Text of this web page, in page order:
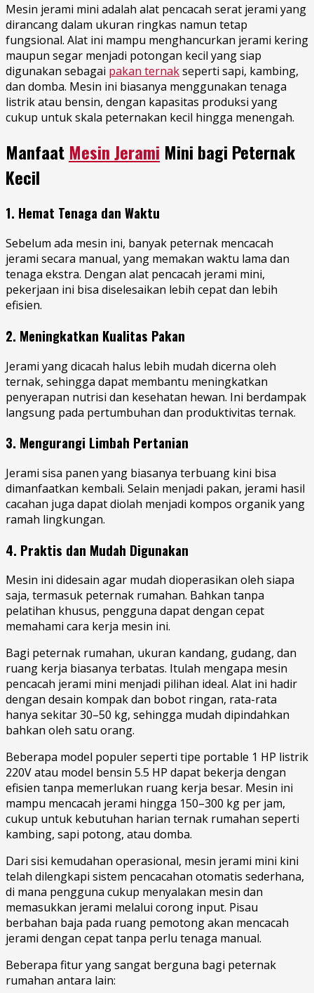
Mesin jerami mini adalah alat pencacah serat jerami yang
dirancang dalam ukuran ringkas namun tetap
fungsional. Alat ini mampu menghancurkan jerami kering
maupun segar menjadi potongan kecil yang siap
digunakan sebagai pakan ternakseperti sapi, kambing,
dan domba. Mesin ini biasanya menggunakan tenaga
listrik atau bensin, dengan kapasitas produksi yang
cukup untuk skala peternakan kecil hingga menengah.
Manfaat Mesin Jerami Mini bagi Peternak
Kecil
1. Hemat Tenaga dan Waktu
Sebelum ada mesin ini, banyak peternak mencacah
jerami secara manual, yang memakan waktu lama dan
tenaga ekstra. Dengan alat pencacah jerami mini,
pekerjaan ini bisa diselesaikan lebih cepat dan lebih
efisien.
2. Meningkatkan Kualitas Pakan
Jerami yang dicacah halus lebih mudah dicerna oleh
ternak, sehingga dapat membantu meningkatkan
penyerapan nutrisi dan kesehatan hewan. Ini berdampak
langsung pada pertumbuhan dan produktivitas ternak.
3. Mengurangi Limbah Pertanian
Jerami sisa panen yang biasanya terbuang kini bisa
dimanfaatkan kembali. Selain menjadi pakan, jerami hasil
cacahan juga dapat diolah menjadi kompos organik yang
ramah lingkungan.
4. Praktis dan Mudah Digunakan
Mesin ini didesain agar mudah dioperasikan oleh siapa
saja, termasuk peternak rumahan. Bahkan tanpa
pelatihan khusus, pengguna dapat dengan cepat
memahami cara kerja mesin ini.
Bagi peternak rumahan, ukuran kandang, gudang, dan
ruang kerja biasanya terbatas. Itulah mengapa mesin
pencacah jerami mini menjadi pilihan ideal. Alat ini hadir
dengan desain kompak dan bobot ringan, rata-rata
hanya sekitar 30–50 kg, sehingga mudah dipindahkan
bahkan oleh satu orang.
Beberapa model populer seperti tipe portable 1 HP listrik
220V atau model bensin 5.5 HP dapat bekerja dengan
efisien tanpa memerlukan ruang kerja besar. Mesin ini
mampu mencacah jerami hingga 150–300 kg per jam,
cukup untuk kebutuhan harian ternak rumahan seperti
kambing, sapi potong, atau domba.
Dari sisi kemudahan operasional, mesin jerami mini kini
telah dilengkapi sistem pencacahan otomatis sederhana,
di mana pengguna cukup menyalakan mesin dan
memasukkan jerami melalui corong input. Pisau
berbahan baja pada ruang pemotong akan mencacah
jerami dengan cepat tanpa perlu tenaga manual.
Beberapa fitur yang sangat berguna bagi peternak
rumahan antara lain: